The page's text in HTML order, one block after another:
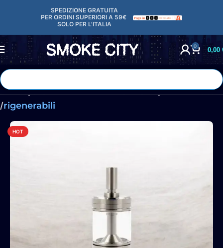
SPEDIZIONE GRATUITA
PER ORDINI SUPERIORI A 59€
SOLOPER L'ITALIA
0 0,00
Home SIGARETTE ELETTRONICHE Atomizzatori
rigenerabili
HOT